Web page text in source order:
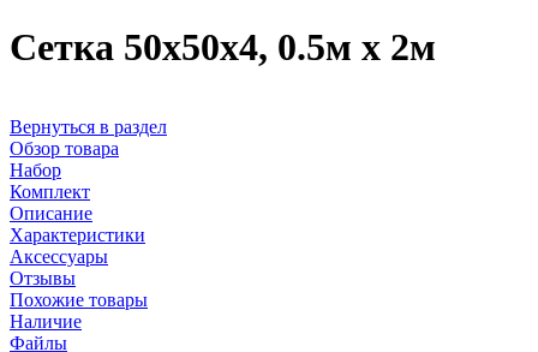
Сетка 50х50х4, 0.5м х 2м
Вернуться в раздел
Обзор товара
Набор
Комплект
Описание
Характеристики
Аксессуары
Отзывы
Похожие товары
Наличие
Файлы